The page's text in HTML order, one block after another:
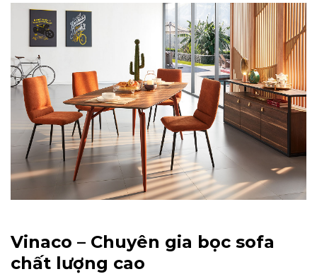
Vinaco – Chuyên gia bọc sofa
chất lượng cao